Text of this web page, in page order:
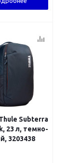
Subterra
23 л, темно-
3203438